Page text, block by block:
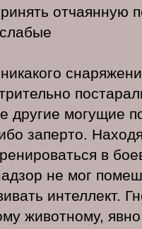
отчаянную
другие могущие
заперто.
в
не мог
интеллект.
животному,